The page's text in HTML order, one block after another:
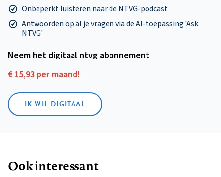
Onbeperkt luisteren naar de NTVG-podcast
Antwoorden op al je vragen via de AI-toepassing 'Ask
NTVG'
Neem het digitaal ntvg abonnement
€ 15,93 per maand!
IK WIL DIGITAAL
Ook interessant